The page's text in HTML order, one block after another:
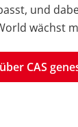
und
wächst
CAS